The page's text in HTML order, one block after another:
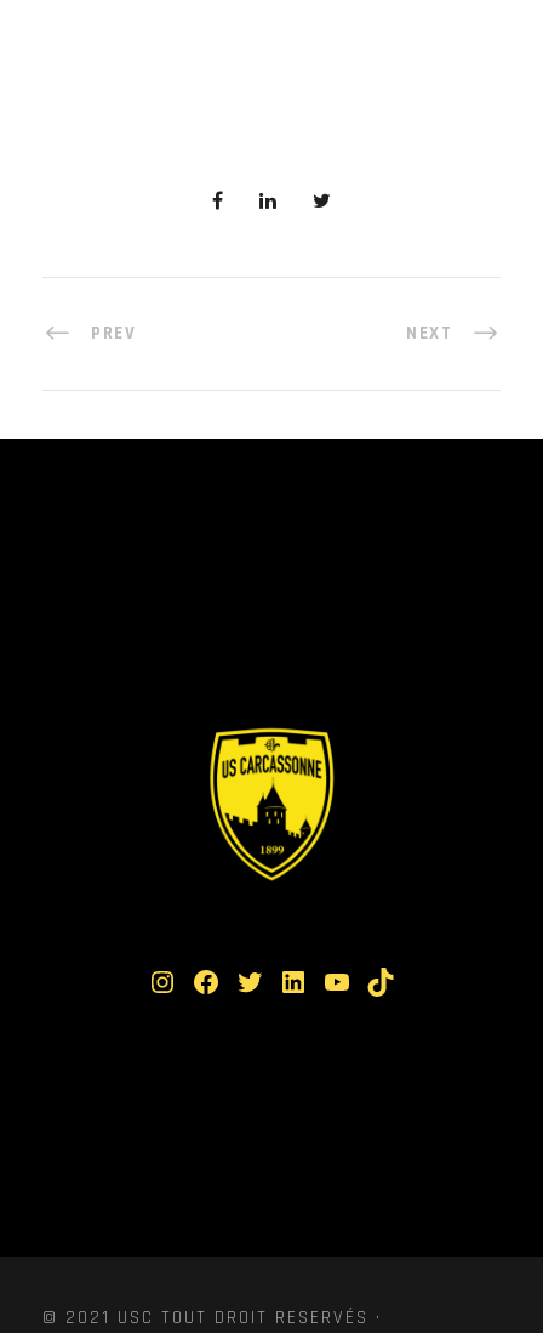
PREV NEXT
Instagram Facebook Twitter LinkedIn YouTube TikTok
© 2021 USC TOUT DROIT RESERVÉS ·